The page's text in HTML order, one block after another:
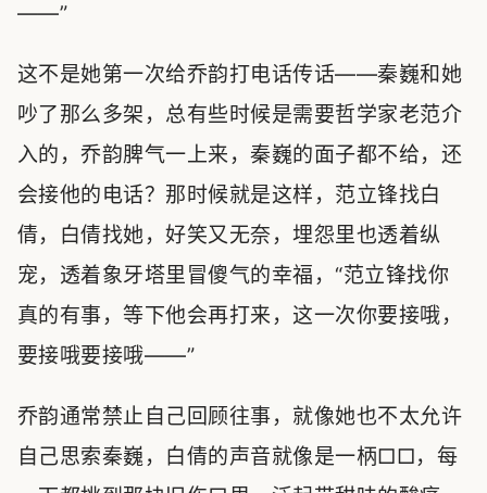
——”
这不是她第一次给乔韵打电话传话——秦巍和她
吵了那么多架，总有些时候是需要哲学家老范介
入的，乔韵脾气一上来，秦巍的面子都不给，还
会接他的电话？那时候就是这样，范立锋找白
倩，白倩找她，好笑又无奈，埋怨里也透着纵
宠，透着象牙塔里冒傻气的幸福，“范立锋找你
真的有事，等下他会再打来，这一次你要接哦，
要接哦要接哦——”
乔韵通常禁止自己回顾往事，就像她也不太允许
自己思索秦巍，白倩的声音就像是一柄□□，每